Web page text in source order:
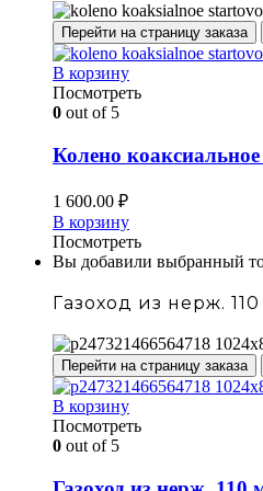
Перейти на страницу заказа
В корзину
Посмотреть
0 out of 5
Колено
1 600.00 ₽
В корзину
Посмотреть
Вы добавили выбранный
Газоход из нерж.
Перейти на страницу заказа
В корзину
Посмотреть
0 out of 5